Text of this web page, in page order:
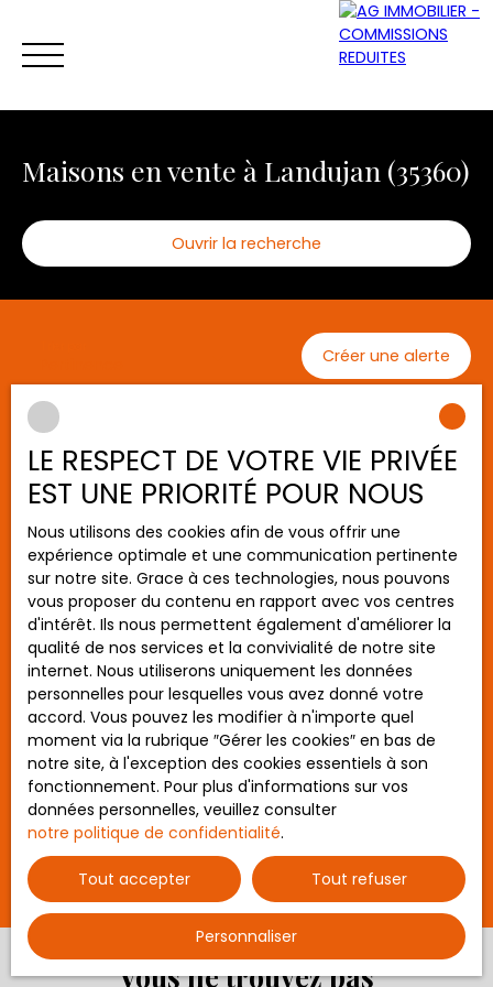
ACCUEIL ACHETER VENDRE LOUER
Maisons en vente à Landujan (35360)
Ouvrir la recherche
Maison
Type de bien
Landujan (35360)
Localisation
Budget max (€)
Surface min (m²)
Rechercher
Créer une alerte
Vendu
Vendu
Maison Landujan 7 pièces 166 m2 - 5
chambres - dépendances - 7500 m² de
terrain
t10521 7pièces 166m²
Landujan 35360
AG IMMOBILIER-COMMISSIONS RÉDUITES, Campagne
de LANDUJAN, avec un superbe environnement!
Cette maison a été vendue par notre agence ! Si
vous aussi vous avez un projet de vente ou
d'achat n'hésitez plus, contactez nous ! A 3
minutes du centre bourg et 10 minutes de
MONTAUBAN DE BRETAGNE! Belle Longère de 166m²
Vous ne trouvez pas
LE RESPECT DE VOTRE VIE PRIVÉE
EST UNE PRIORITÉ POUR NOUS
Nous utilisons des cookies afin de vous offrir une
expérience optimale et une communication pertinente
sur notre site. Grace à ces technologies, nous pouvons
vous proposer du contenu en rapport avec vos centres
d'intérêt. Ils nous permettent également d'améliorer la
qualité de nos services et la convivialité de notre site
internet. Nous utiliserons uniquement les données
personnelles pour lesquelles vous avez donné votre
accord. Vous pouvez les modifier à n'importe quel
moment via la rubrique ″Gérer les cookies″ en bas de
notre site, à l'exception des cookies essentiels à son
fonctionnement. Pour plus d'informations sur vos
données personnelles, veuillez consulter
notre politique de confidentialité.
Tout accepter Tout refuser
Personnaliser